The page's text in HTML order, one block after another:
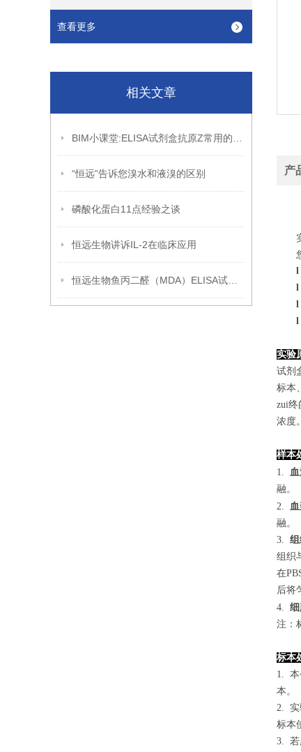
查看更多
相关文章
“恒远”告诉您溴水和液溴的区别
磷酸化蛋白11点经验之谈
恒远生物讲诉IL-2在临床应用
产
l
l
l
l
实验
试剂
标本
zui终
浓度。
样本
1.
融。
2.
融。
3.
组织
在
后将
4.
注：
标本
1. 本
本。
2. 实
标本
3. 若